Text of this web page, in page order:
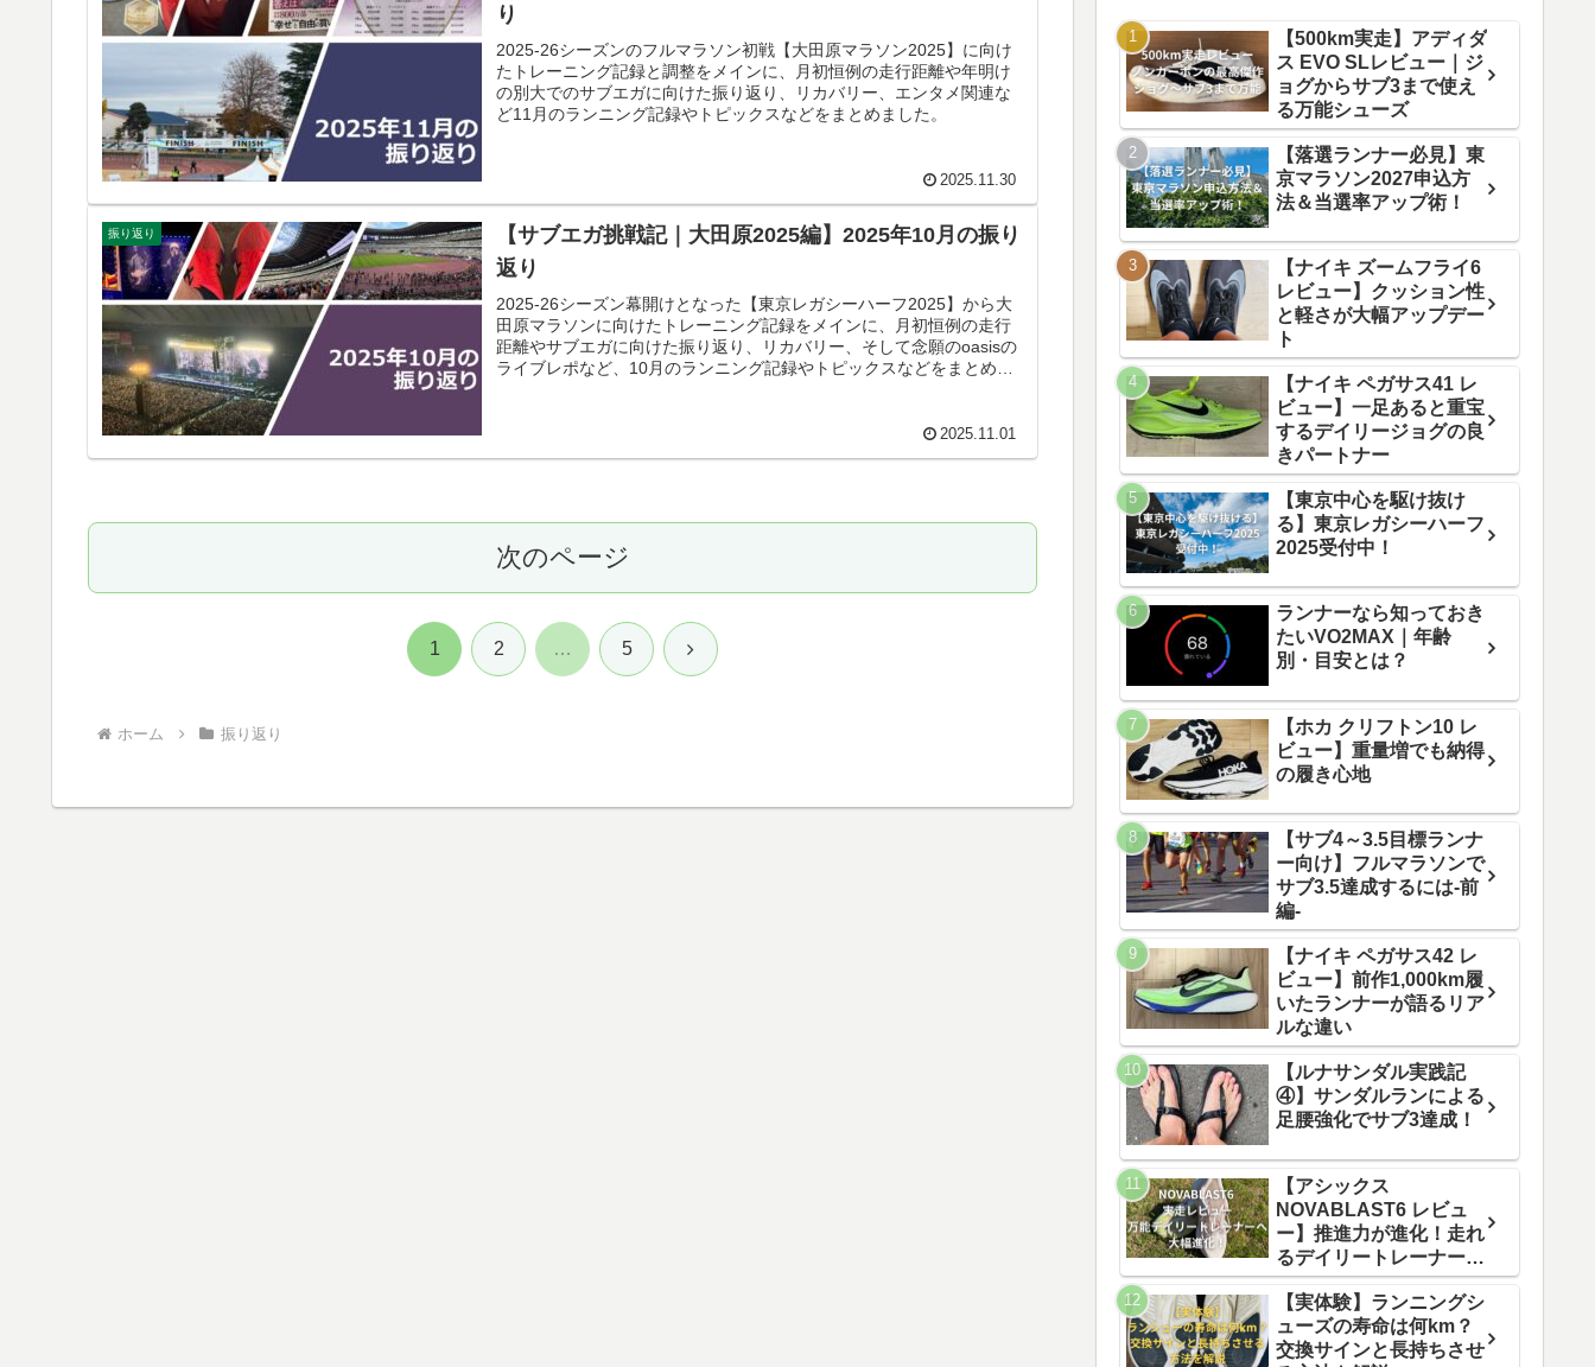
り
2025-26シーズンのフルマラソン初戦【大田原マラソン2025】に向け
たトレーニング記録と調整をメインに、月初恒例の走行距離や年明け
の別大でのサブエガに向けた振り返り、リカバリー、エンタメ関連な
ど11月のランニング記録やトピックスなどをまとめました。
2025.11.30
振り返り
【サブエガ挑戦記｜大田原2025編】2025年10月の振り
返り
2025-26シーズン幕開けとなった【東京レガシーハーフ2025】から大
田原マラソンに向けたトレーニング記録をメインに、月初恒例の走行
距離やサブエガに向けた振り返り、リカバリー、そして念願のoasisの
ライブレポなど、10月のランニング記録やトピックスなどをまとめま
2025.11.01
次のページ
1 2 … 5 次
ホーム 振り返り
【500km実走】アディダ
ス EVO SLレビュー｜ジ
ョグからサブ3まで使え
る万能シューズ
【落選ランナー必見】東
京マラソン2027申込方
法＆当選率アップ術！
【ナイキ ズームフライ6
レビュー】クッション性
と軽さが大幅アップデー
ト
【ナイキ ペガサス41 レ
ビュー】一足あると重宝
するデイリージョグの良
きパートナー
【東京中心を駆け抜け
る】東京レガシーハーフ
2025受付中！
ランナーなら知っておき
たいVO2MAX｜年齢
別・目安とは？
【ホカ クリフトン10 レ
ビュー】重量増でも納得
の履き心地
【サブ4～3.5目標ランナ
ー向け】フルマラソンで
サブ3.5達成するには-前
編-
【ナイキ ペガサス42 レ
ビュー】前作1,000km履
いたランナーが語るリア
ルな違い
【ルナサンダル実践記
④】サンダルランによる
足腰強化でサブ3達成！
【アシックス
NOVABLAST6 レビュ
ー】推進力が進化！走れ
るデイリートレーナーへ
生まれ変わった一足
【実体験】ランニングシ
ューズの寿命は何km？
交換サインと長持ちさせ